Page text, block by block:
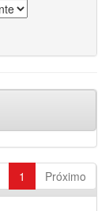
1 Próximo